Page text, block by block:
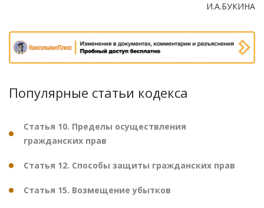
И.А.БУКИНА
Популярные статьи кодекса
Статья 10. Пределы осуществления
гражданских прав
Статья 12. Способы защиты гражданских прав
Статья 15. Возмещение убытков